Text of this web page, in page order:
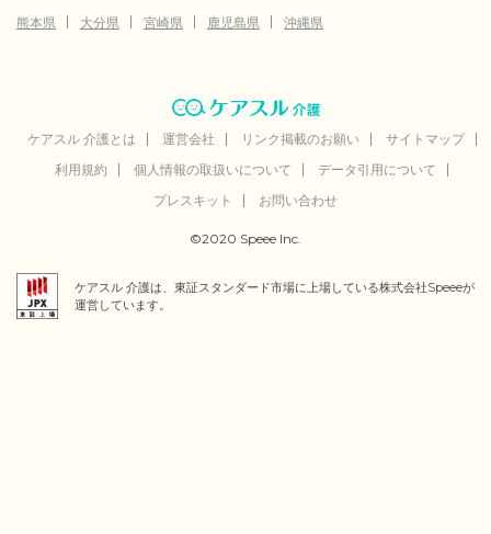
熊本県
大分県 宮崎県 鹿児島県 沖縄県
ケアスル 介護とは 運営会社 リンク掲載のお願い
サイトマップ
利用規約
個人情報の取扱いについて
データ引用について
プレスキット
お問い合わせ
©2020 Speee Inc.
ケアスル 介護は、東証スタンダード市場に上場している株式会社Speeeが
運営しています。